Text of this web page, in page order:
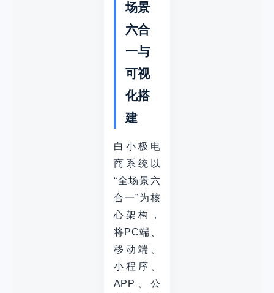
场景
六合
一与
可视
化搭
建
白小极电
商系统以
“全场景六
合一”为核
心架构，
将PC端、
移动端、
小程序、
APP、公